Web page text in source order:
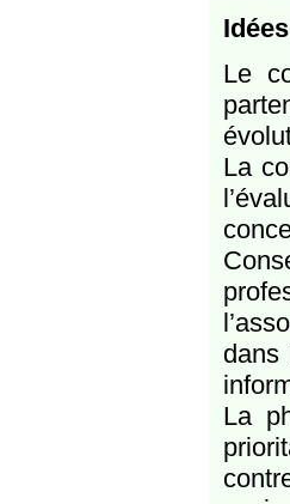
Le
La
dans
La